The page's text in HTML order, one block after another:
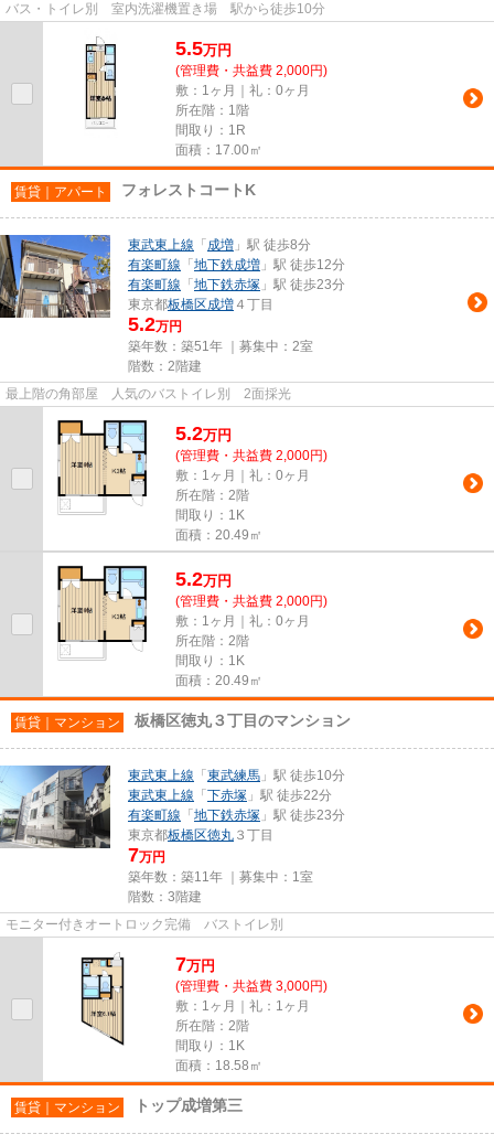
バス・トイレ別 室内洗濯機置き場 駅から徒歩10分
5.5万円
(管理費・共益費 2,000円)
敷：1ヶ月｜礼：0ヶ月
所在階：1階
間取り：1R
面積：17.00㎡
賃貸｜アパート フォレストコートK
東武東上線 「 成増 」駅 徒歩8分
有楽町線 「 地下鉄成増 」駅 徒歩12分
有楽町線 「 地下鉄赤塚 」駅 徒歩23分
東京都板橋区成増 ４丁目
5.2万円
築年数：築51年 ｜募集中： 2室
階数：2階建
最上階の角部屋 人気のバストイレ別 2面採光
5.2万円
(管理費・共益費 2,000円)
敷：1ヶ月｜礼：0ヶ月
所在階：2階
間取り：1K
面積：20.49㎡
5.2万円
(管理費・共益費 2,000円)
敷：1ヶ月｜礼：0ヶ月
所在階：2階
間取り：1K
面積：20.49㎡
賃貸｜マンション 板橋区徳丸３丁目のマンション
東武東上線 「 東武練馬 」駅 徒歩10分
東武東上線 「 下赤塚 」駅 徒歩22分
有楽町線 「 地下鉄赤塚 」駅 徒歩23分
東京都板橋区徳丸 ３丁目
7万円
築年数：築11年 ｜募集中： 1室
階数：3階建
モニター付きオートロック完備 バストイレ別
7万円
(管理費・共益費 3,000円)
敷：1ヶ月｜礼：1ヶ月
所在階：2階
間取り：1K
面積：18.58㎡
賃貸｜マンション トップ成増第三